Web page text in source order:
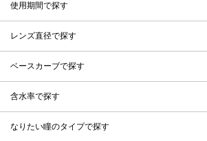
使用期間で探す
レンズ直径で探す
ベースカーブで探す
含水率で探す
なりたい瞳のタイプで探す